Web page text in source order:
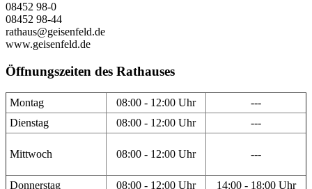
08452 98-0
08452 98-44
rathaus@geisenfeld.de
www.geisenfeld.de
Öffnungszeiten des Rathauses
Montag 08:00 - 12:00 Uhr
---
Dienstag
08:00 - 12:00 Uhr ---
Mittwoch 08:00 - 12:00 Uhr ---
Donnerstag 08:00 - 12:00 Uhr 14:00 - 18:00 Uhr